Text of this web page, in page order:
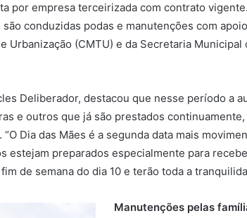
por empresa terceirizada com contrato
conduzidas podas e manutenções com
Urbanização (CMTU) e da Secretaria Municipal
Deliberador, destacou que nesse período a
e outros que já são prestados
Dia das Mães é a segunda data mais
estejam preparados especialmente para
de semana do dia 10 e terão toda a
Manutenções pelas